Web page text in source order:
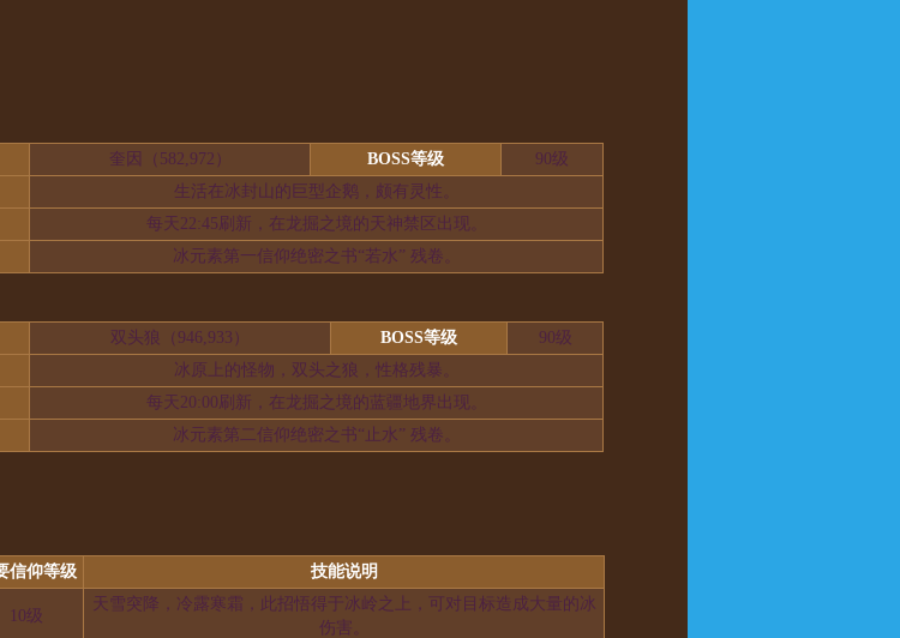
奎因（582,972） BOSS等级
90级
生活在冰封山的巨型企鹅，颇有灵性。
每天22:45刷新，在龙掘之境的天神禁区出现。
冰元素第一信仰绝密之书“若水” 残卷。
双头狼（946,933） BOSS等级
90级
冰原上的怪物，双头之狼，性格残暴。
每天20:00刷新，在龙掘之境的蓝疆地界出现。
冰元素第二信仰绝密之书“止水” 残卷。
信仰等级 技能说明
10级
天雪突降，冷露寒霜，此招悟得于冰岭之上，可对目标造成大量的冰
伤害。